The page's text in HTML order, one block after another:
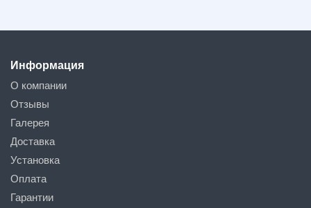
Информация
О компании
Отзывы
Галерея
Доставка
Установка
Оплата
Гарантии